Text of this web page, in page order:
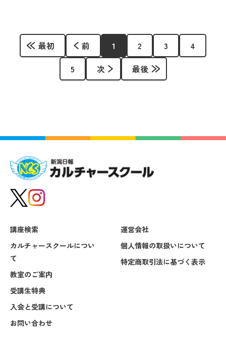
最初 前 1 2 3
4
5
次 最後
講座検索
カルチャースクールについ
て
教室のご案内
受講生特典
入会と受講について
お問い合わせ
運営会社
個人情報の取扱いについて
特定商取引法に基づく表示